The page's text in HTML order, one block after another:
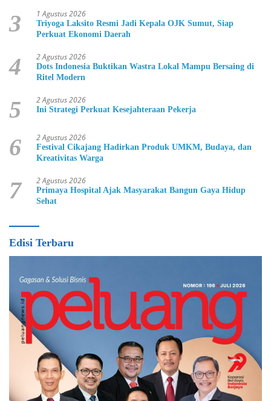
3 1 Agustus 2026
Triyoga Laksito Resmi Jadi Kepala OJK Sumut, Siap
Perkuat Ekonomi Daerah
4 2 Agustus 2026
Dots Indonesia Buktikan Wastra Lokal Mampu Bersaing di
Ritel Modern
5 2 Agustus 2026
Ini Strategi Perkuat Kesejahteraan Pekerja
6 2 Agustus 2026
Festival Cikajang Hadirkan Produk UMKM, Budaya, dan
Kreativitas Warga
7 2 Agustus 2026
Primaya Hospital Ajak Masyarakat Bangun Gaya Hidup
Sehat
Edisi Terbaru